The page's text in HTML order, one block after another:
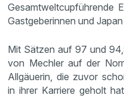
Gesamtweltcupführende
Gastgeberinnen und
Mit Sätzen auf 97 und
von Mechler auf der
Allgäuerin, die zuvor
in ihrer Karriere geholt